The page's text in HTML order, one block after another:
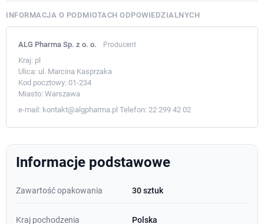
INFORMACJA O PODMIOTACH ODPOWIEDZIALNYCH
ALG Pharma Sp. z o. o. Producent
Kraj: pl
Ulica: ul. Marcina Kasprzaka
Kod pocztowy: 01-234
Miasto: Warszawa
e-mail: kontakt@algpharma.pl Telefon: 22 299 42 02
Informacje podstawowe
Zawartość opakowania 30 sztuk
Kraj pochodzenia Polska